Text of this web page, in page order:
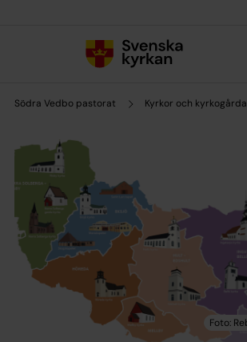
Södra Vedbo pastorat Kyrkor och